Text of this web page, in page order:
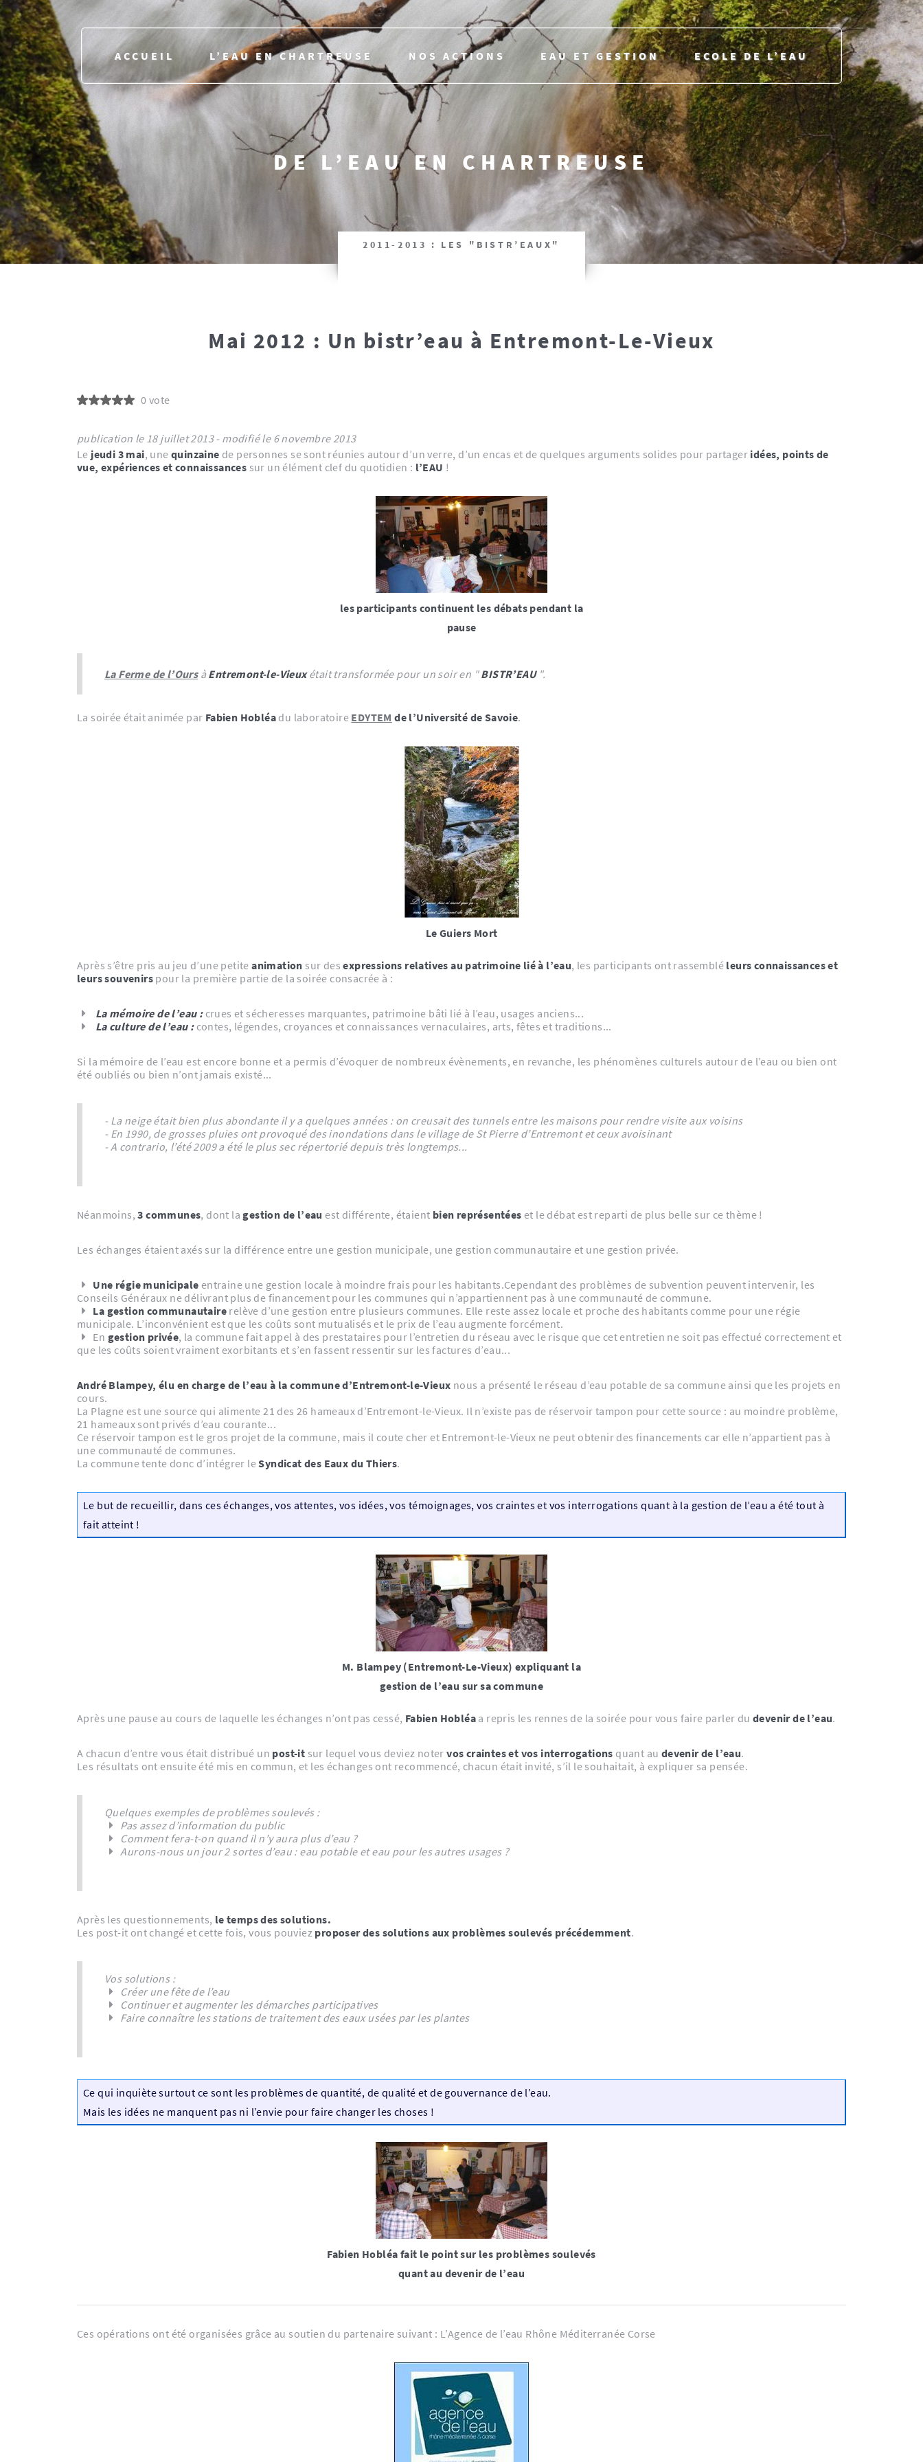
DE L’EAU EN CHARTREUSE
ACCUEIL L’EAU EN CHARTREUSE NOS ACTIONS EAU ET GESTION ECOLE DE L’EAU
2011-2013 : LES "BISTR’EAUX"
Mai 2012 : Un bistr’eau à Entremont-Le-Vieux
0 vote
publication le 18 juillet 2013 - modifié le 6 novembre 2013
Le jeudi 3 mai, une quinzaine de personnes se sont réunies autour d’un verre, d’un encas et de quelques arguments solides pour partager idées, points de
vue, expériences et connaissances sur un élément clef du quotidien : l’EAU !
les participants continuent les débats pendant la
pause
La Ferme de l’Oursà Entremont-le-Vieuxétait transformée pour un soir en " BISTR’EAU ".
La soirée était animée par Fabien Hobléadu laboratoire EDYTEM de l’Université de Savoie.
Le Guiers Mort
Après s’être pris au jeu d’une petiteanimation sur desexpressions relatives au patrimoine lié à l’eau, les participants ont rassemblé leurs connaissances et
leurs souvenirs pour la première partie de la soirée consacrée à :
La mémoire de l’eau :crues et sécheresses marquantes, patrimoine bâti lié à l’eau, usages anciens...
La culture de l’eau :contes, légendes, croyances et connaissances vernaculaires, arts, fêtes et traditions...
Si la mémoire de l’eau est encore bonne et a permis d’évoquer de nombreux évènements, en revanche, les phénomènes culturels autour de l’eau ou bien ont
été oubliés ou bien n’ont jamais existé...
- La neige était bien plus abondante il y a quelques années : on creusait des tunnels entre les maisons pour rendre visite aux voisins
- En 1990, de grosses pluies ont provoqué des inondations dans le village de St Pierre d’Entremont et ceux avoisinant
- A contrario, l’été 2009 a été le plus sec répertorié depuis très longtemps...
Néanmoins,3 communes, dont lagestion de l’eau est différente, étaient bien représentées et le débat est reparti de plus belle sur ce thème !
Les échanges étaient axés sur la différence entre une gestion municipale, une gestion communautaire et une gestion privée.
Une régie municipale entraine une gestion locale à moindre frais pour les habitants.Cependant des problèmes de subvention peuvent intervenir, les
Conseils Généraux ne délivrant plus de financement pour les communes qui n’appartiennent pas à une communauté de commune.
La gestion communautairerelève d’une gestion entre plusieurs communes. Elle reste assez locale et proche des habitants comme pour une régie
municipale. L’inconvénient est que les coûts sont mutualisés et le prix de l’eau augmente forcément.
En gestion privée, la commune fait appel à des prestataires pour l’entretien du réseau avec le risque que cet entretien ne soit pas effectué correctement et
que les coûts soient vraiment exorbitants et s’en fassent ressentir sur les factures d’eau...
André Blampey, élu en charge de l’eau à la commune d’Entremont-le-Vieux nous a présenté le réseau d’eau potable de sa commune ainsi que les projets en
cours.
La Plagne est une source qui alimente 21 des 26 hameaux d’Entremont-le-Vieux. Il n’existe pas de réservoir tampon pour cette source : au moindre problème,
21 hameaux sont privés d’eau courante...
Ce réservoir tampon est le gros projet de la commune, mais il coute cher et Entremont-le-Vieux ne peut obtenir des financements car elle n’appartient pas à
une communauté de communes.
La commune tente donc d’intégrer leSyndicat des Eaux du Thiers.
Le but de recueillir, dans ces échanges, vos attentes, vos idées, vos témoignages, vos craintes et vos interrogations quant à la gestion de l’eau a été tout à
fait atteint !
M. Blampey (Entremont-Le-Vieux) expliquant la
gestion de l’eau sur sa commune
Après une pause au cours de laquelle les échanges n’ont pas cessé, Fabien Hobléaa repris les rennes de la soirée pour vous faire parler du devenir de l’eau.
A chacun d’entre vous était distribué un post-it sur lequel vous deviez notervos craintes et vos interrogations quant au devenir de l’eau.
Les résultats ont ensuite été mis en commun, et les échanges ont recommencé, chacun était invité, s’il le souhaitait, à expliquer sa pensée.
Quelques exemples de problèmes soulevés :
Pas assez d’information du public
Comment fera-t-on quand il n’y aura plus d’eau ?
Aurons-nous un jour 2 sortes d’eau : eau potable et eau pour les autres usages ?
Après les questionnements, le temps des solutions.
Les post-it ont changé et cette fois, vous pouviez proposer des solutions aux problèmes soulevés précédemment.
Vos solutions :
Créer une fête de l’eau
Continuer et augmenter les démarches participatives
Faire connaître les stations de traitement des eaux usées par les plantes
Ce qui inquiète surtout ce sont les problèmes de quantité, de qualité et de gouvernance de l’eau.
Mais les idées ne manquent pas ni l’envie pour faire changer les choses !
Fabien Hobléa fait le point sur les problèmes soulevés
quant au devenir de l’eau
Ces opérations ont été organisées grâce au soutien du partenaire suivant : L’Agence de l’eau Rhône Méditerranée Corse